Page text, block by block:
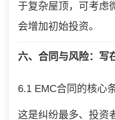
于复杂屋顶，可考虑
会增加初始投资。
六、合同与风险：写
6.1 EMC合同的核心
这是纠纷最多、投资